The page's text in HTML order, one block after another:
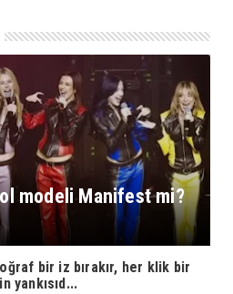
modeli Manifest mi?
bir iz bırakır, her klik bir
yankısıd...